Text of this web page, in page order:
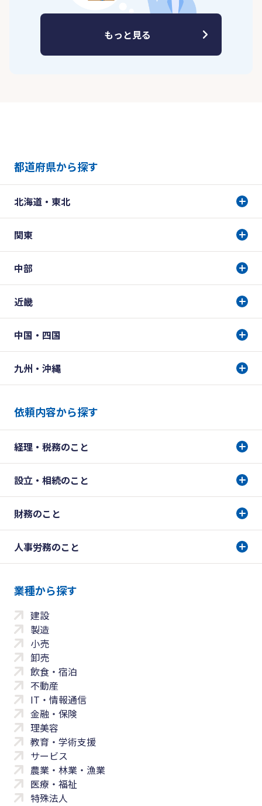
もっと見る
都道府県から探す
北海道・東北
関東
中部
近畿
中国・四国
九州・沖縄
依頼内容から探す
経理・税務のこと
設立・相続のこと
財務のこと
人事労務のこと
業種から探す
建設
製造
小売
卸売
飲食・宿泊
不動産
IT・情報通信
金融・保険
理美容
教育・学術支援
サービス
農業・林業・漁業
医療・福祉
特殊法人